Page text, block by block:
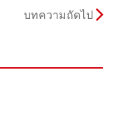
บทความถัดไป